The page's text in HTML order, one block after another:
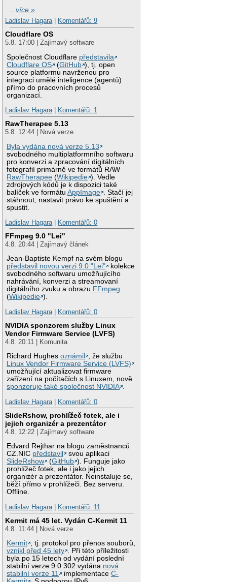
…více »
Ladislav Hagara| Komentářů: 9
Cloudflare OS
5.8. 17:00 | Zajímavý software
Společnost Cloudflare představila
Cloudflare OS
(GitHub ), tj. open
source platformu navrženou pro
integraci umělé inteligence (agentů)
přímo do pracovních procesů
organizací.
Ladislav Hagara| Komentářů: 1
RawTherapee 5.13
5.8. 12:44 | Nová verze
Byla vydána nová verze 5.13
svobodného multiplatformního softwaru
pro konverzi a zpracování digitálních
fotografií primárně ve formátů RAW
RawTherapee (Wikipedie ). Vedle
zdrojových kódů je k dispozici také
balíček ve formátuAppImage
. Stačí jej
stáhnout, nastavit právo ke spuštění a
spustit.
Ladislav Hagara| Komentářů: 0
FFmpeg 9.0 "Lei"
4.8. 20:44 | Zajímavý článek
Jean-Baptiste Kempf na svém blogu
představil novou verzi 9.0 "Lei"
kolekce
svobodného softwaru umožňujícího
nahrávání, konverzi a streamovaní
digitálního zvuku a obrazu FFmpeg
(Wikipedie ).
Ladislav Hagara| Komentářů: 0
NVIDIA sponzorem služby Linux
Vendor Firmware Service (LVFS)
4.8. 20:11 | Komunita
Richard Hughesoznámil
, že službu
Linux Vendor Firmware Service (LVFS)
umožňující aktualizovat firmware
zařízení na počítačích s Linuxem, nově
sponzoruje také společnost NVIDIA .
Ladislav Hagara| Komentářů: 0
SlideRshow, prohlížeč fotek, ale i
jejich organizér a prezentátor
4.8. 12:22 | Zajímavý software
Edvard Rejthar na blogu zaměstnanců
CZ.NIC představil
svou aplikaci
SlideRshow
(GitHub ). Funguje jako
prohlížeč fotek, ale i jako jejich
organizér a prezentátor. Neinstaluje se,
běží přímo v prohlížeči. Bez serveru.
Offline.
Ladislav Hagara| Komentářů: 11
Kermit má 45 let. Vydán C-Kermit 11
4.8. 11:44 | Nová verze
Kermit , tj. protokol pro přenos souborů,
vznikl před 45 lety . Při této příležitosti
byla po 15 letech od vydání poslední
stabilní verze 9.0.302 vydána nová
stabilní verze 11
implementaceC-